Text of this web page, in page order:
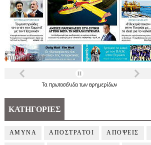
Τα πρωτοσέλιδατων εφημερίδων
ΚΑΤΗΓΟΡΙΕΣ
ΑΜΥΝΑ ΑΠΟΣΤΡΑΤΟΙ ΑΠΟΨΕΙΣ